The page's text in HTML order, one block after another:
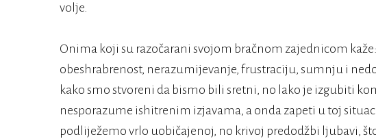
volje.
Onima koji su razočarani svojom bračnom zajednicom
obeshrabrenost, nerazumijevanje, frustraciju, sumnju i
kako smo stvoreni da bismo bili sretni, no lako je izgubiti
nesporazume ishitrenim izjavama, a onda zapeti u toj
podliježemo vrlo uobičajenoj, no krivoj predodžbi ljubavi,